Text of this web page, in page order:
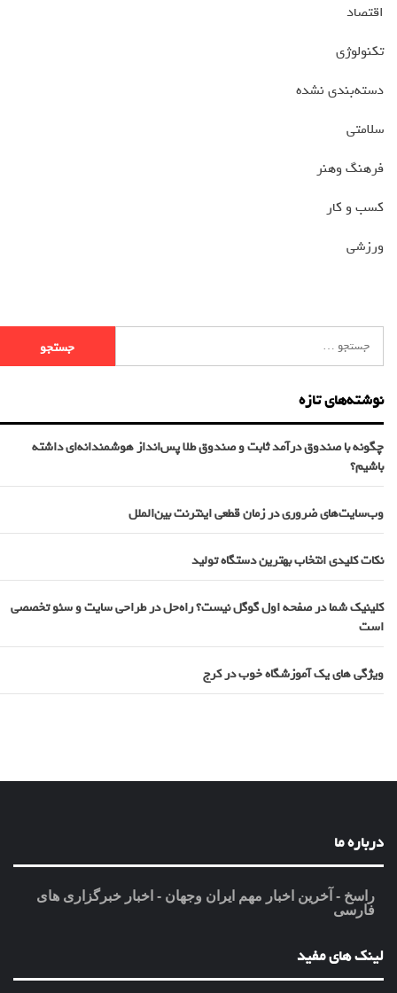
اقتصاد
تکنولوژی
دسته‌بندی نشده
سلامتی
فرهنگ وهنر
کسب و کار
ورزشی
نوشته‌های تازه
چگونه با صندوق درآمد ثابت و صندوق طلا پس‌انداز هوشمندانه‌ای داشته
باشیم؟
وب‌سایت‌های ضروری در زمان قطعی اینترنت بین‌الملل
نکات کلیدی انتخاب بهترین دستگاه تولید
کلینیک شما در صفحه اول گوگل نیست؟ راه‌حل در طراحی سایت و سئو تخصصی
است
ویژگی های یک آموزشگاه خوب در کرج
درباره ما
راسخ - آخرین اخبار مهم ایران وجهان - اخبار خبرگزاری های
فارسی
لینک های مفید